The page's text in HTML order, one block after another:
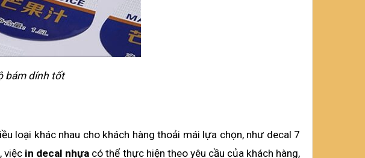
bám dính tốt
loại khác nhau cho khách hàng thoải mái lựa chọn, như decal 7
việc in decal nhựa có thể thực hiện theo yêu cầu của khách hàng,